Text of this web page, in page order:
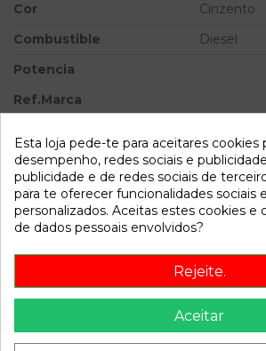
Cor
Cinzento
Combustible
Diesel
Potencia
Ref.Marca
08.96 -
Referência 784242
Disponível a partir de: 2022-04-06
d furg. | 08.96 - 12.02 referencia OEM
Esta loja pede-te para aceitares cookies
desempenho, redes sociais e
publicidade e de redes sociais de
para te oferecer funcionalidades sociais
personalizados. Aceitas estes cookies e
de dados pessoais envolvidos?
Rejeite.
Aceitar